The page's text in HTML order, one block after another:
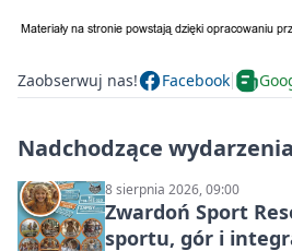
Zaobserwuj nas! Facebook
Nadchodzące wydarzenia
8 sierpnia 2026, 09:00
Zwardoń Sport
sportu, gór i